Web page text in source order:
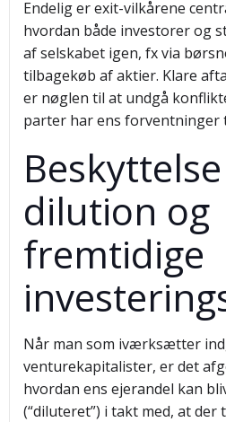
Endelig er exit-vilkårene
hvordan både investorer og
af selskabet igen, fx via
tilbagekøb af aktier. Klare
er nøglen til at undgå
parter har ens forventninger
dilution og
fremtidige
Når man som iværksætter
venturekapitalister, er det
hvordan ens ejerandel kan
(“diluteret”) i takt med, at